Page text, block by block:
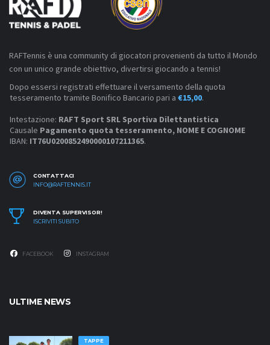
RAFTennis è una community di giocatori provenienti da tutto il Mondo
con un unico grande obiettivo, divertirsi giocando a tennis!
Dopo essersi registrati effettuare il versamento della quota
tesseramento tramite Bonifico Bancario pari a €15,00.
Intestazione: RAFT Sport SRL Sportiva Dilettantistica
Causale Pagamento quota tesseramento, NOME E COGNOME
IBAN: IT76U0200852490000107211365.
CONTATTACI
INFO@RAFTENNIS.IT
DIVENTA SUPERVISOR!
ISCRIVITI SUBITO
FACEBOOK INSTAGRAM
ULTIME NEWS
TAPPE